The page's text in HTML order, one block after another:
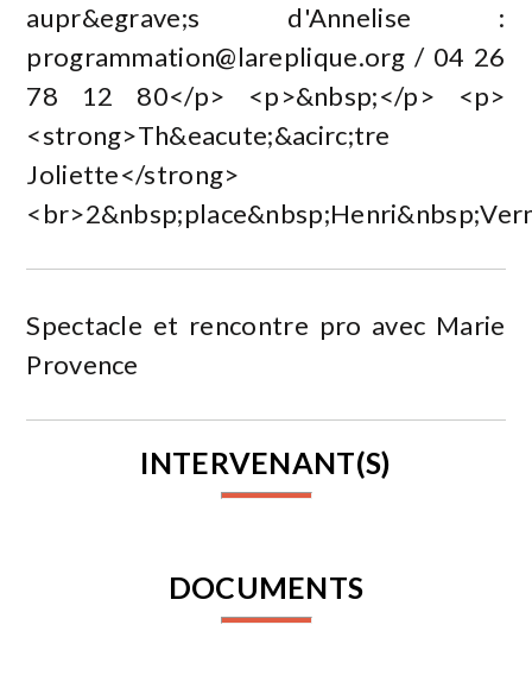
aupr&egrave;s d'Annelise :
programmation@lareplique.org / 04 26
78 12 80</p> <p>&nbsp;</p> <p>
<strong>Th&eacute;&acirc;tre
Joliette</strong>
Spectacle et rencontre pro avec Marie
Provence
INTERVENANT(S)
DOCUMENTS